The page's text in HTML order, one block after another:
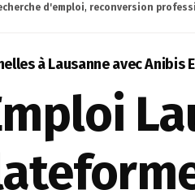
d'emploi, reconversion
à Lausanne avec Anibis